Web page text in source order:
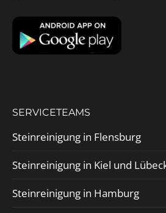
SERVICETEAMS
Steinreinigung in Flensburg
Steinreinigung in Kiel und
Steinreinigung in Hamburg